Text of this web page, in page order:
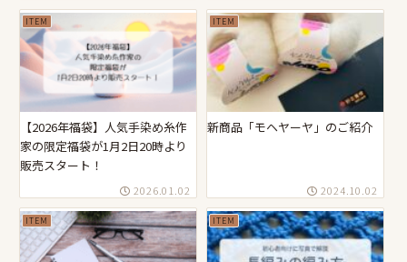
ITEM
【2026年福袋】人気手染め糸作
家の限定福袋が1月2日20時より
販売スタート！
2026.01.02
ITEM
新商品「モヘヤーヤ」のご紹介
2024.10.02
ITEM ITEM